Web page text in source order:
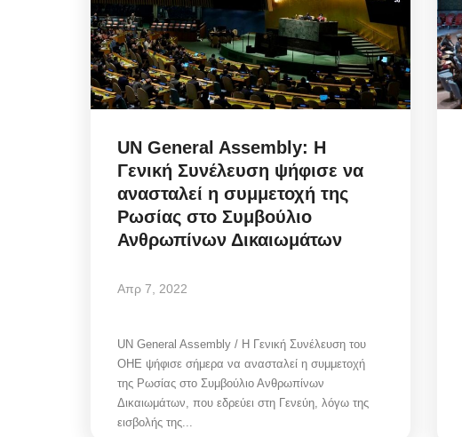
UN General Assembly: Η
Γενική Συνέλευση ψήφισε να
ανασταλεί η συμμετοχή της
Ρωσίας στο Συμβούλιο
Ανθρωπίνων Δικαιωμάτων
Απρ 7, 2022
UN General Assembly / Η Γενική Συνέλευση του
ΟΗΕ ψήφισε σήμερα να ανασταλεί η συμμετοχή
της Ρωσίας στο Συμβούλιο Ανθρωπίνων
Δικαιωμάτων, που εδρεύει στη Γενεύη, λόγω της
εισβολής της...